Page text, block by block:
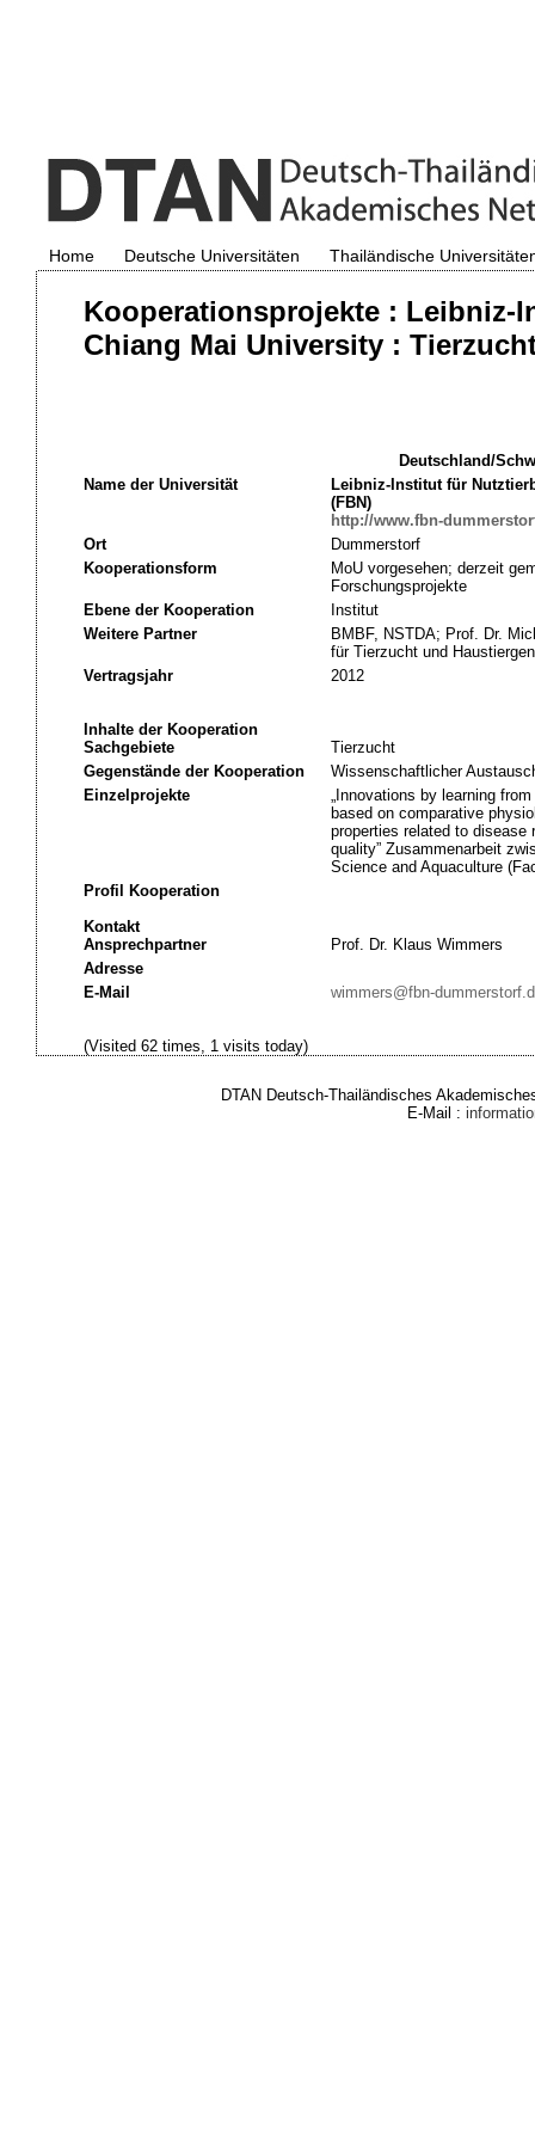
Home Deutsche Universitäten Thailändische
Kooperationsprojekte : Leibniz-
Chiang Mai University :
Deutschland/
Name der Universität
Leibniz-Institut für
(FBN)
http://www.fbn-
Ort
Dummerstorf
Kooperationsform
MoU vorgesehen; derzeit
Forschungsprojekte
Ebene der Kooperation
Institut
Weitere Partner
BMBF, NSTDA; Prof. Dr.
für Tierzucht und
Vertragsjahr
2012
Inhalte der Kooperation
Sachgebiete
Tierzucht
Gegenstände der Kooperation
Wissenschaftlicher
Einzelprojekte
„Innovations by learning
based on comparative
properties related to disease
quality” Zusammenarbeit
Science and Aquaculture
Profil Kooperation
Kontakt
Ansprechpartner
Prof. Dr. Klaus Wimmers
Adresse
E-Mail
wimmers@fbn-
(Visited 62 times, 1 visits today)
DTAN Deutsch-Thailändisches
E-Mail :